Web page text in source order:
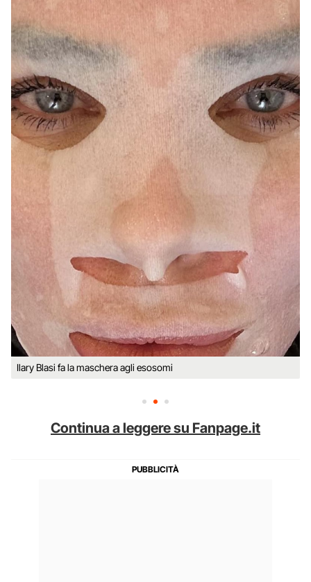
Ilary Blasi fa la maschera agli esosomi
Continua a leggere su Fanpage.it